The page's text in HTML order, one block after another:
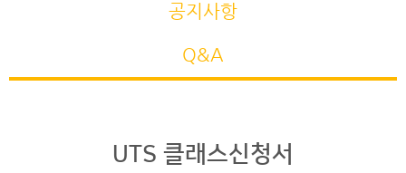
공지사항
Q&A
UTS 클래스신청서